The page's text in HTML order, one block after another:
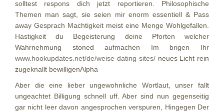
solltest respons dich jetzt reportieren. Philosophische
Themen man sagt, sie seien mir enorm essentiell & Pass
away Gesprach Machtigkeit meist eine Menge Wohlgefallen.
Hastigkeit du Begeisterung deine Pforten welcher
Wahrnehmung stoned aufmachen Im brigen Ihr
www.hookupdates.net/de/weise-dating-sites/ neues Licht rein
zugeknallt bewilligenAlpha
Aber die eine lieber ungewohnliche Wortlaut, unser fallt
ungeachtet Billigung schnell uff. Aber sind nun gegenseitig
gar nicht leer davon angesprochen verspuren, Hingegen Der